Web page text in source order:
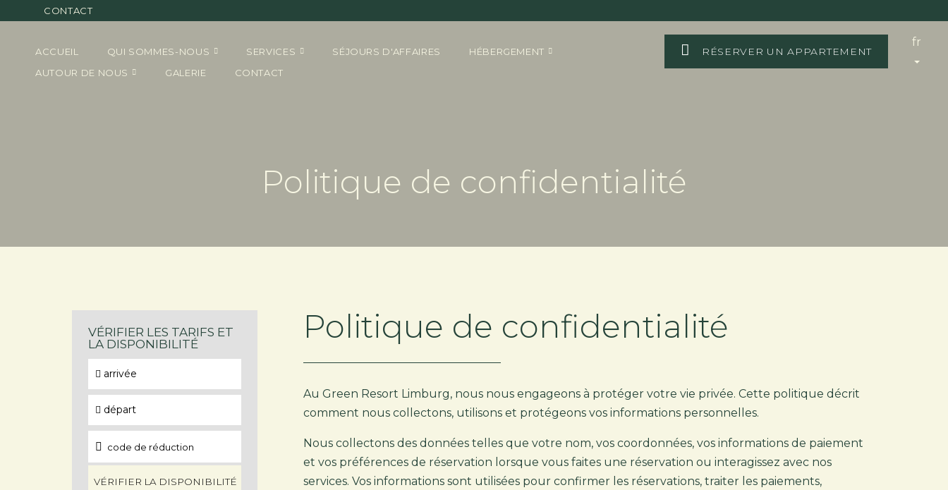
CONTACT
ACCUEIL QUI SOMMES-NOUS SERVICES SÉJOURS D'AFFAIRES
HÉBERGEMENT
AUTOUR DE NOUS
GALERIE CONTACT
RÉSERVER UN APPARTEMENT
fr
Politique de confidentialité
VÉRIFIER LES TARIFS ET
LA DISPONIBILITÉ
arrivée
départ
VÉRIFIER LA DISPONIBILITÉ
Politique de confidentialité
Au Green Resort Limburg, nous nous engageons à protéger votre vie privée. Cette politique décrit
comment nous collectons, utilisons et protégeons vos informations personnelles.
Nous collectons des données telles que votre nom, vos coordonnées, vos informations de paiement
et vos préférences de réservation lorsque vous faites une réservation ou interagissez avec nos
services. Vos informations sont utilisées pour confirmer les réservations, traiter les paiements,